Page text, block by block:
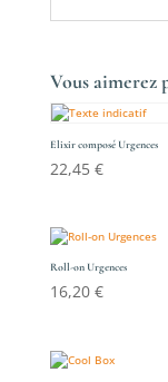
Vous aimerez
Elixir composé Urgences
22,45 €
Roll-on Urgences
16,20 €